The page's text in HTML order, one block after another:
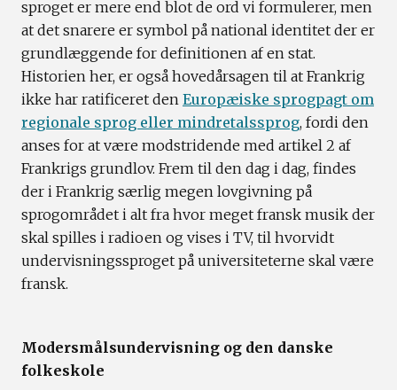
sproget er mere end blot de ord vi formulerer, men
at det snarere er symbol på national identitet der er
grundlæggende for definitionen af en stat.
Historien her, er også hovedårsagen til at Frankrig
ikke har ratificeret den Europæiske sprogpagt om
regionale sprog eller mindretalssprog, fordi den
anses for at være modstridende med artikel 2 af
Frankrigs grundlov. Frem til den dag i dag, findes
der i Frankrig særlig megen lovgivning på
sprogområdet i alt fra hvor meget fransk musik der
skal spilles i radioen og vises i TV, til hvorvidt
undervisningssproget på universiteterne skal være
fransk.
Modersmålsundervisning og den danske
folkeskole